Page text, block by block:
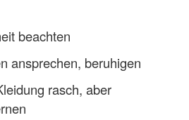
beachten
ansprechen, beruhigen
rasch, aber